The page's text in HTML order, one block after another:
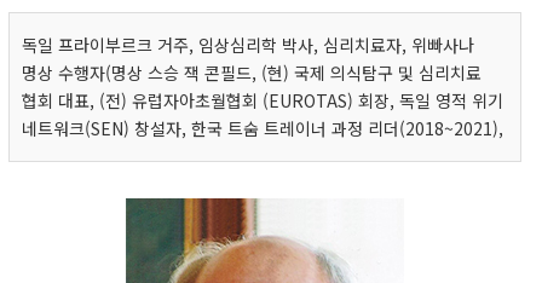
독일 프라이부르크 거주, 임상심리학 박사, 심리치료자, 위빠사나
명상 수행자(명상 스승 잭 콘필드, (현) 국제 의식탐구 및 심리치료
협회 대표, (전) 유럽자아초월협회 (EUROTAS) 회장, 독일 영적 위기
네트워크(SEN) 창설자, 한국 트숨 트레이너 과정 리더(2018~2021),